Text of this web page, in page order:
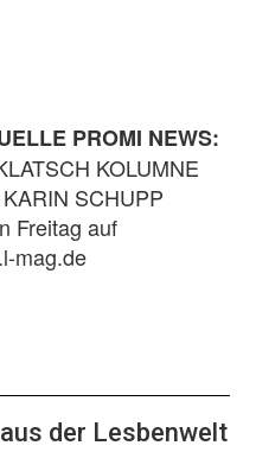
PROMI NEWS:
KOLUMNE
SCHUPP
Freitag auf
mag.de
der Lesbenwelt